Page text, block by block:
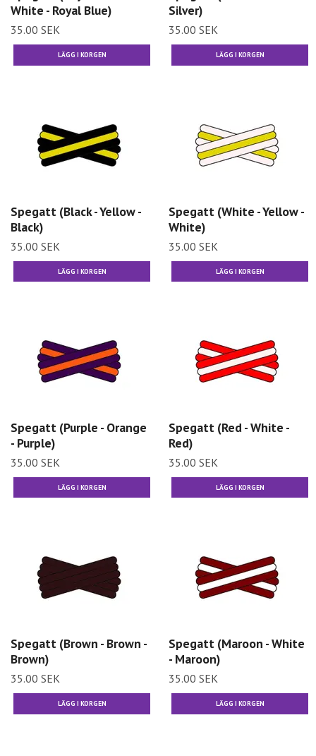
White - Royal Blue)
35.00 SEK
Silver)
35.00 SEK
Spegatt (Black - Yellow -
Black)
35.00 SEK
Spegatt (White - Yellow -
White)
35.00 SEK
Spegatt (Purple - Orange
- Purple)
35.00 SEK
Spegatt (Red - White -
Red)
35.00 SEK
Spegatt (Brown - Brown -
Brown)
35.00 SEK
Spegatt (Maroon - White
- Maroon)
35.00 SEK